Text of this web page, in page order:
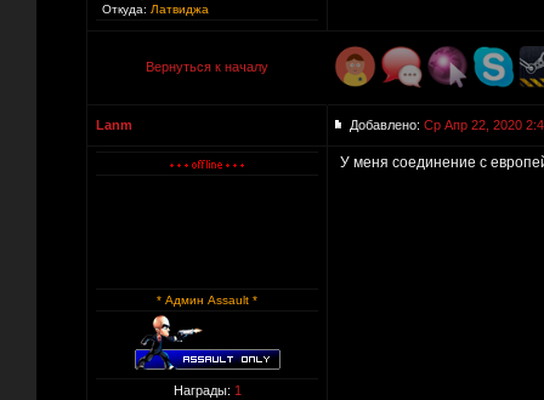
Откуда: Латвиджа
Вернуться к началу
Lanm Добавлено: Ср Апр 22, 2020
* Админ Assault *
Награды: 1
У меня соединение с